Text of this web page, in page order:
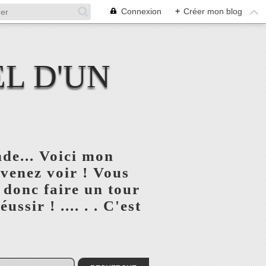
Connexion + Créer mon blog
D'UN
Voici mon
voir ! Vous
donc faire un tour
! .... . . C'est